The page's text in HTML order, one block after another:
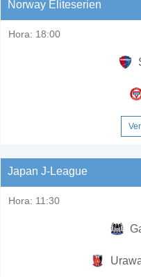
Norway Eliteserien
Hora: 18:00
Japan J-League
Hora: 11:30